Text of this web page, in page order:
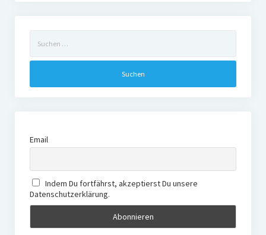
nach:
Email
Indem Du fortfährst, akzeptierst Du unsere
Datenschutzerklärung.